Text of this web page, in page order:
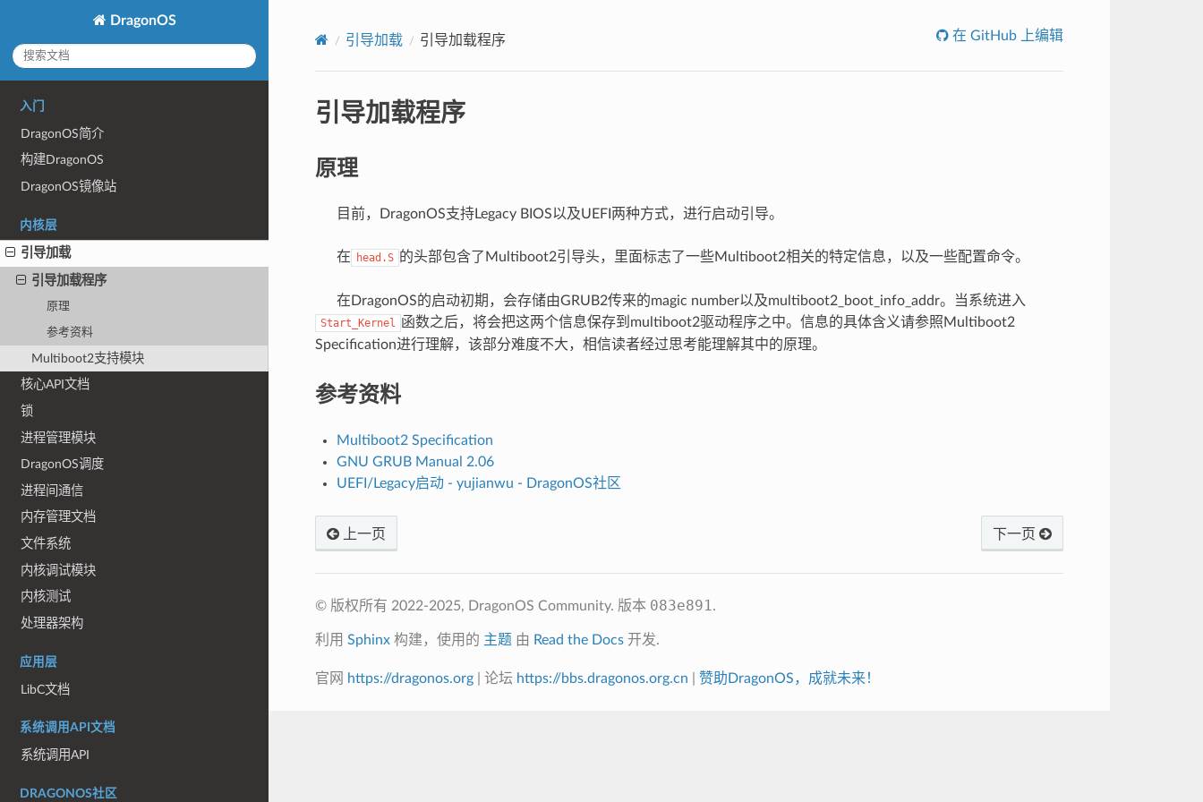
DragonOS
入门
DragonOS简介
构建DragonOS
DragonOS镜像站
内核层
引导加载
引导加载程序
原理
参考资料
Multiboot2支持模块
核心API文档
锁
进程管理模块
DragonOS调度
进程间通信
内存管理文档
文件系统
内核调试模块
内核测试
处理器架构
应用层
LibC文档
系统调用API文档
系统调用API
DRAGONOS社区
引导加载 引导加载程序 在 GitHub 上编辑
引导加载程序
原理
目前，DragonOS支持Legacy BIOS以及UEFI两种方式，进行启动引导。
在 head.S 的头部包含了Multiboot2引导头，里面标志了一些Multiboot2相关的特定信息，以及一些配置命令。
在DragonOS的启动初期，会存储由GRUB2传来的magic number以及multiboot2_boot_info_addr。当系统进入
Start_Kernel 函数之后，将会把这两个信息保存到multiboot2驱动程序之中。信息的具体含义请参照Multiboot2
Specification进行理解，该部分难度不大，相信读者经过思考能理解其中的原理。
参考资料
Multiboot2 Specification
GNU GRUB Manual 2.06
UEFI/Legacy启动 - yujianwu - DragonOS社区
上一页 下一页
© 版权所有 2022-2025, DragonOS Community. 版本 083e891.
利用 Sphinx构建，使用的 主题 由 Read the Docs开发.
官网 https://dragonos.org| 论坛 https://bbs.dragonos.org.cn 赞助DragonOS，成就未来！